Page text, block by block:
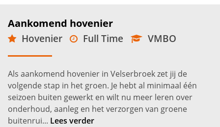
Aankomend hovenier
Hovenier Full Time
VMBO
Velserbroek
Als aankomend hovenier in Velserbroek zet jij de
volgende stap in het groen. Je hebt al minimaal één
seizoen buiten gewerkt en wilt nu meer leren over
onderhoud, aanleg en het verzorgen van groene
buitenrui... Lees verder